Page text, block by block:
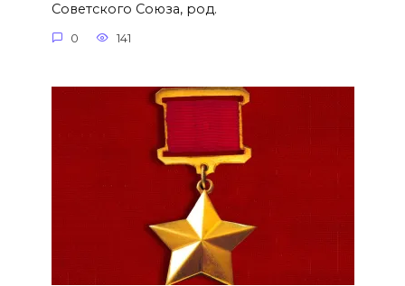
Советского Союза, род.
0 141